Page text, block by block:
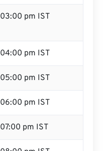
03:00 pm IST
04:00 pm IST
05:00 pm IST
06:00 pm IST
07:00 pm IST